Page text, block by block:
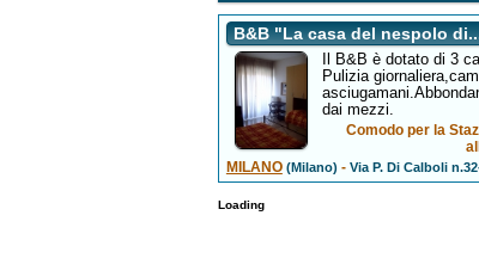
B&B "La casa del nespolo
Il B&B è dotato di 3
Pulizia
dai mezzi.
Comodo per la
MILANO(Milano) -Via P. Di Calboli
Loading